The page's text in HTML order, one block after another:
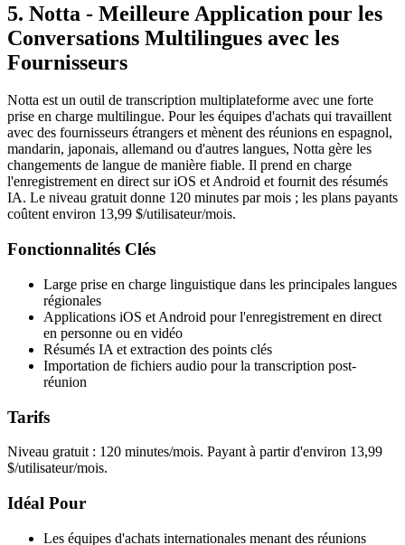
5. Notta - Meilleure Application pour les
Conversations Multilingues avec les
Fournisseurs
Notta est un outil de transcription multiplateforme avec une forte
prise en charge multilingue. Pour les équipes d'achats qui travaillent
avec des fournisseurs étrangers et mènent des réunions en espagnol,
mandarin, japonais, allemand ou d'autres langues, Notta gère les
changements de langue de manière fiable. Il prend en charge
l'enregistrement en direct sur iOS et Android et fournit des résumés
IA. Le niveau gratuit donne 120 minutes par mois ; les plans payants
coûtent environ 13,99 $/utilisateur/mois.
Fonctionnalités Clés
Large prise en charge linguistique dans les principales langues
régionales
Applications iOS et Android pour l'enregistrement en direct
en personne ou en vidéo
Résumés IA et extraction des points clés
Importation de fichiers audio pour la transcription post-
réunion
Tarifs
Niveau gratuit : 120 minutes/mois. Payant à partir d'environ 13,99
$/utilisateur/mois.
Idéal Pour
Les équipes d'achats internationales menant des réunions